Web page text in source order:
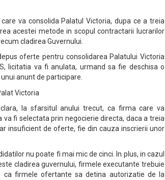
va consolida Palatul Victoria, dupa ce a treia
acestei metode in scopul contractarii lucrarilor
cladirea Guvernului.
oferte pentru consolidarea Palatului Victoria
licitatia va fi anulata, urmand sa fie deschisa o
anunt de participare.
la sfarsitul anului trecut, ca firma care va
fi selectata prin negocierie directa, daca a treia
insuficient de oferte, fie din cauza inscrierii unor
nu poate fi mai mic de cinci. In plus, in cazul
cladirea guvernului, firmele executante trebuie
ca firmele ofertante sa detina autorizatie de la